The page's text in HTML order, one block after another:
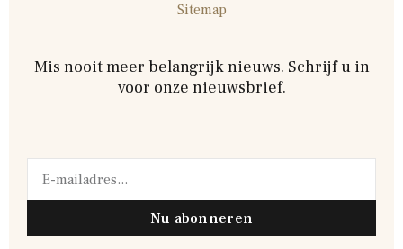
Sitemap
Mis nooit meer belangrijk nieuws. Schrijf u in
voor onze nieuwsbrief.
Nu abonneren